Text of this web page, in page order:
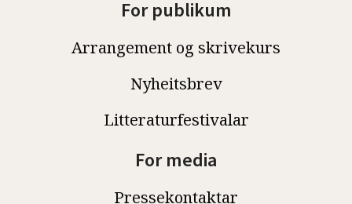
For publikum
Arrangement og skrivekurs
Nyheitsbrev
Litteraturfestivalar
For media
Pressekontaktar